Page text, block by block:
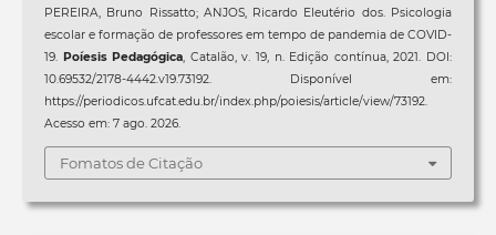
PEREIRA, Bruno Rissatto; ANJOS, Ricardo Eleutério dos. Psicologia
escolar e formação de professores em tempo de pandemia de COVID-
19. Poíesis Pedagógica, Catalão, v. 19, n. Edição contínua, 2021. DOI:
10.69532/2178-4442.v19.73192. Disponível em:
https://periodicos.ufcat.edu.br/index.php/poiesis/article/view/73192.
Acesso em: 7 ago. 2026.
Fomatos de Citação